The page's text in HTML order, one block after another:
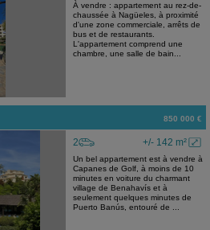
À vendre : appartement au rez-de-
chaussée à Nagüeles, à proximité
d'une zone commerciale, arrêts de
bus et de restaurants.
L'appartement comprend une
chambre, une salle de bain...
850 000 €
+/- 142 m²
2
Un bel appartement est à vendre à
Capanes de Golf, à moins de 10
minutes en voiture du charmant
village de Benahavís et à
seulement quelques minutes de
Puerto Banús, entouré de ...